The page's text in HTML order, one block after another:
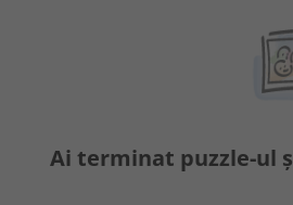
Ai terminat puzzle-ul